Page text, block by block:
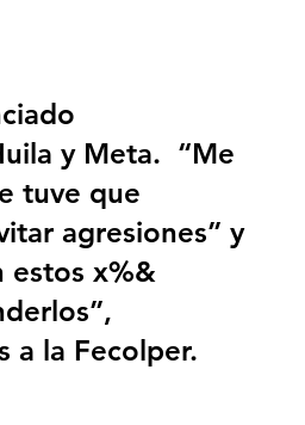
y Meta.  “Me
tuve que
agresiones” y
estos x%&
a la Fecolper.